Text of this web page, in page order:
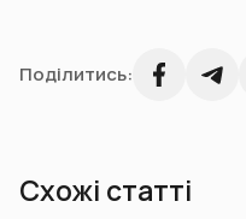
Поділитись:
Схожі статті